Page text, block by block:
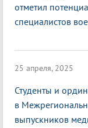
отметил
специалистов
25 апреля, 2025
Студенты и
в
выпускников